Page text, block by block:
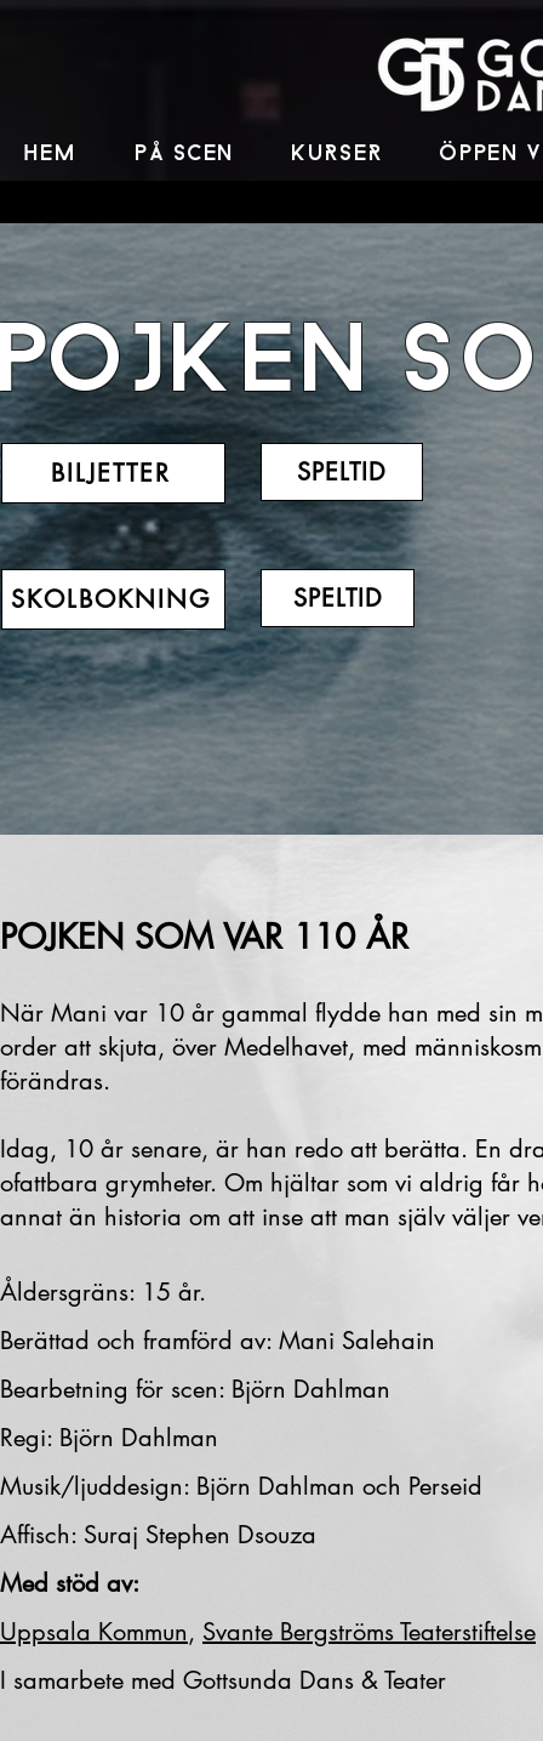
HEM PÅ SCEN KUrSEr ÖPPEN
POJKEN
BILJETTER SPELTID
SKOLBOKNING SPELTID
POJKEN SOM VAR 110 ÅR
När Mani var 10 år gammal flydde han med sin
order att skjuta, över Medelhavet, med
förändras.
Idag, 10 år senare, är han redo att berätta. En
ofattbara grymheter. Om hjältar som vi aldrig får
annat än historia om att inse att man själv väljer
Åldersgräns: 15 år.
Berättad och framförd av: Mani Salehain
Bearbetning för scen: Björn Dahlman
Regi: Björn Dahlman
Musik/ljuddesign: Björn Dahlman och Perseid
Affisch: Suraj Stephen Dsouza
Med stöd av:
Uppsala Kommun, Svante Bergströms Teaterstiftelse
I samarbete med Gottsunda Dans & Teater